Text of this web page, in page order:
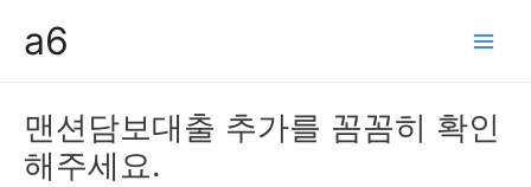
a6
맨션담보대출 추가를 꼼꼼히 확인
해주세요.